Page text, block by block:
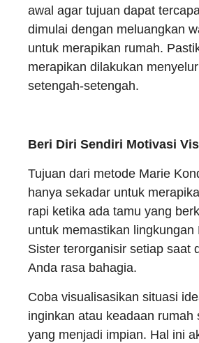
awal agar tujuan dapat
dimulai dengan meluangkan
untuk merapikan rumah.
merapikan dilakukan
setengah-setengah.
Beri Diri Sendiri Motivasi
Tujuan dari metode Marie
hanya sekadar untuk
rapi ketika ada tamu yang
untuk memastikan lingkungan
Sister terorganisir setiap saat
Anda rasa bahagia.
Coba visualisasikan situasi
inginkan atau keadaan rumah
yang menjadi impian. Hal ini